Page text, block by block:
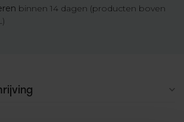
binnen 14 dagen (producten boven